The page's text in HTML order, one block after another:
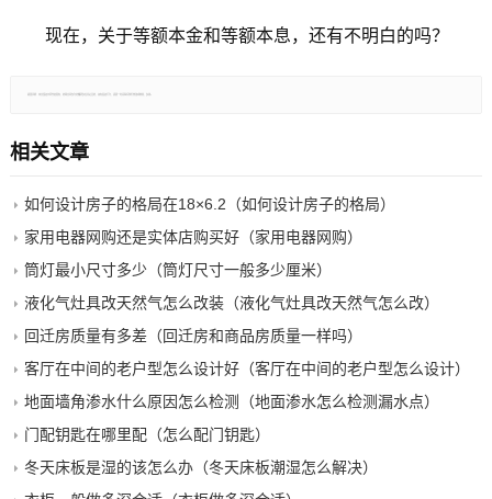
现在，关于等额本金和等额本息，还有不明白的吗？
相关文章
如何设计房子的格局在18×6.2（如何设计房子的格局）
家用电器网购还是实体店购买好（家用电器网购）
筒灯最小尺寸多少（筒灯尺寸一般多少厘米）
液化气灶具改天然气怎么改装（液化气灶具改天然气怎么改）
回迁房质量有多差（回迁房和商品房质量一样吗）
客厅在中间的老户型怎么设计好（客厅在中间的老户型怎么设计）
地面墙角渗水什么原因怎么检测（地面渗水怎么检测漏水点）
门配钥匙在哪里配（怎么配门钥匙）
冬天床板是湿的该怎么办（冬天床板潮湿怎么解决）